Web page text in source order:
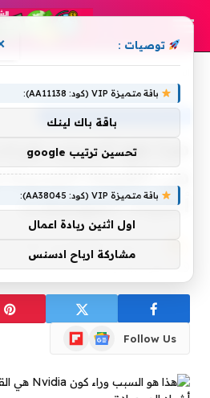
أخبار الأسواق والاستثمار والشركات
هي القيمة
أشباه الموصلات
بواسطة shrgiah 8 يوليو، 2026
4 دقائق 1 زيارة
Follow Us
Google
News
Flipboard
توصيات :
باقة متميزة VIP (كود: AA11138):
باقة باك لينك
تحسين ترتيب google
باقة متميزة VIP (كود: AA38045):
اول اثنين ريادة اعمال
مشاركة ارباح ادسنس